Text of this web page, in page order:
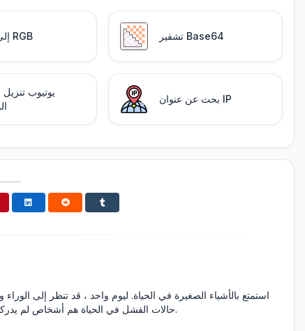
HEX إلى RGB تشفير Base64
يوتيوب
بحث عن عنوان IP
استمتع بالأشياء الصغيرة في الحياة. ليوم واحد ، قد تنظر إلى الوراء
حالات الفشل في الحياة هم أشخاص لم يدركوا مدى قربهم من النجاح عندما استسلموا.